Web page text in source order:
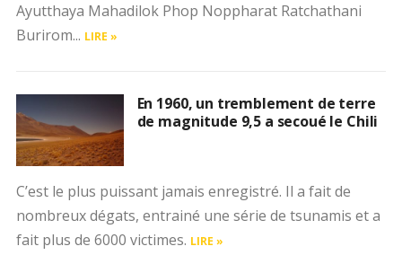
Ayutthaya Mahadilok Phop Noppharat Ratchathani
Burirom... LIRE »
En 1960, un tremblement de terre
de magnitude 9,5 a secoué le Chili
C’est le plus puissant jamais enregistré. Il a fait de
nombreux dégats, entrainé une série de tsunamis et a
fait plus de 6000 victimes. LIRE »